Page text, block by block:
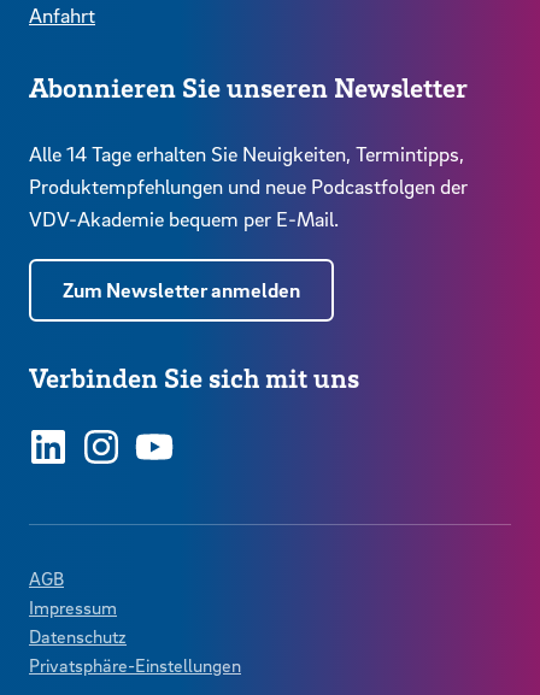
Abonnieren Sie unseren Newsletter
Alle 14 Tage erhalten Sie Neuigkeiten, Termintipps,
Produktempfehlungen und neue Podcastfolgen der
VDV-Akademie bequem per E-Mail.
Zum Newsletter anmelden
Verbinden Sie sich mit uns
LinkedInInstagram
YouTube
Anfahrt
AGB
Impressum
Datenschutz
Privatsphäre-Einstellungen